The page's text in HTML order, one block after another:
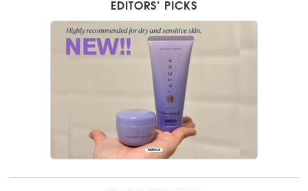
EDITORS’ PICKS